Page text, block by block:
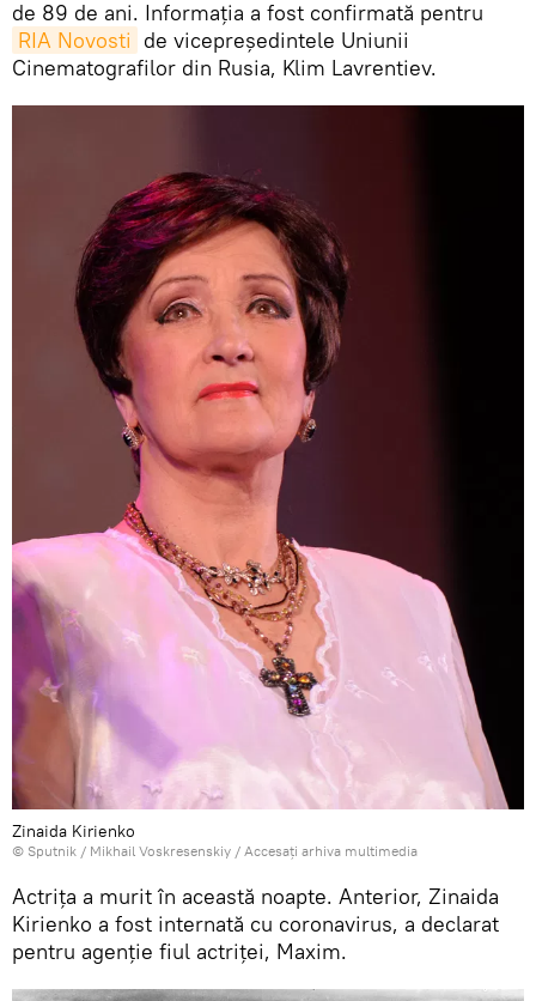
de 89 de ani. Informația a fost confirmată pentru
RIA Novosti de vicepreședintele Uniunii
Cinematografilor din Rusia, Klim Lavrentiev.
Zinaida Kirienko
© Sputnik / Mikhail Voskresenskiy / Accesați arhiva multimedia
Actrița a murit în această noapte. Anterior, Zinaida
Kirienko a fost internată cu coronavirus, a declarat
pentru agenție fiul actriței, Maxim.